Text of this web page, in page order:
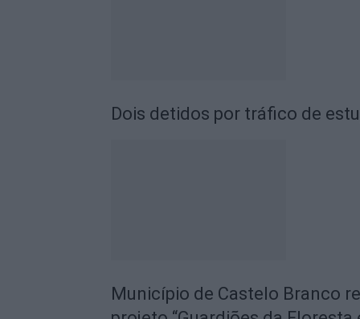
Dois detidos por tráfico de
Município de Castelo Branco